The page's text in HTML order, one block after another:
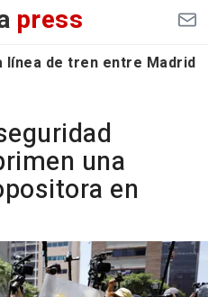
press
línea de tren entre Madrid
una
en